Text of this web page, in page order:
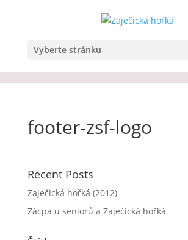
Vyberte stránku
footer-zsf-logo
Recent Posts
Zaječická hořká (2012)
Zácpa u seniorů a Zaječická hořká